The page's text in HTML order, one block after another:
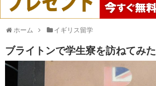
ホーム イギリス留学
ブライトンで学生寮を訪ねてみた